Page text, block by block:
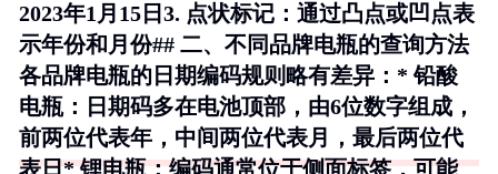
2023年1月15日3. 点状标记 ：通过凸点或凹点表
示年份和月份## 二、不同品牌电瓶的查询方法
各品牌电瓶的日期编码规则略有差异：*铅酸
电瓶：日期码多在电池顶部，由6位数字组成，
前两位代表年，中间两位代表月，最后两位代
表日*锂电瓶：编码通常位于侧面标签，可能